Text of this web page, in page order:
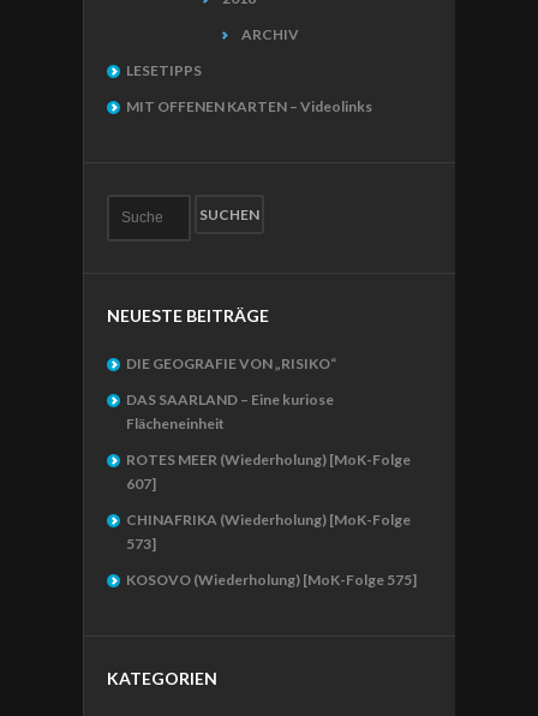
ARCHIV
LESETIPPS
MIT OFFENEN KARTEN – Videolinks
NEUESTE BEITRÄGE
DIE GEOGRAFIE VON „RISIKO“
DAS SAARLAND – Eine kuriose
Flächeneinheit
ROTES MEER (Wiederholung) [MoK-Folge
607]
CHINAFRIKA (Wiederholung) [MoK-Folge
573]
KOSOVO (Wiederholung) [MoK-Folge 575]
KATEGORIEN